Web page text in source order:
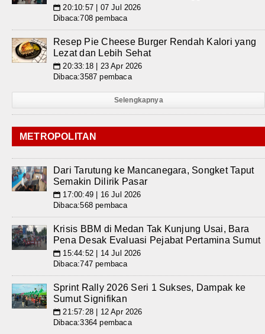
📅 20:10:57 | 07 Jul 2026
Dibaca:708 pembaca
Resep Pie Cheese Burger Rendah Kalori yang
Lezat dan Lebih Sehat
📅 20:33:18 | 23 Apr 2026
Dibaca:3587 pembaca
Selengkapnya
METROPOLITAN
Dari Tarutung ke Mancanegara, Songket Taput
Semakin Dilirik Pasar
📅 17:00:49 | 16 Jul 2026
Dibaca:568 pembaca
Krisis BBM di Medan Tak Kunjung Usai, Bara
Pena Desak Evaluasi Pejabat Pertamina Sumut
📅 15:44:52 | 14 Jul 2026
Dibaca:747 pembaca
Sprint Rally 2026 Seri 1 Sukses, Dampak ke
Sumut Signifikan
📅 21:57:28 | 12 Apr 2026
Dibaca:3364 pembaca